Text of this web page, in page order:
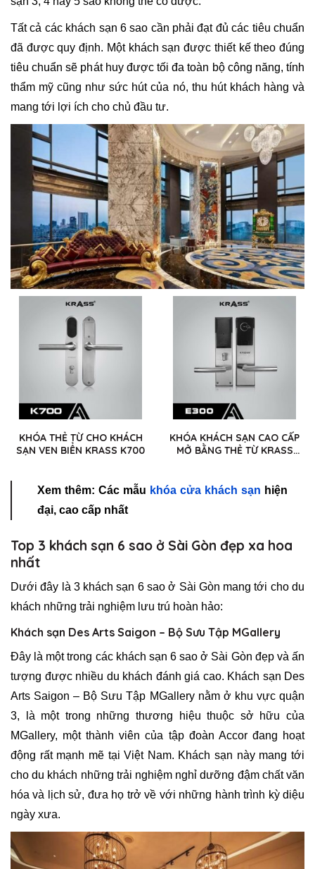
Tất cả các khách sạn 6 sao cần phải đạt đủ các tiêu chuẩn
đã được quy định. Một khách sạn được thiết kế theo đúng
tiêu chuẩn sẽ phát huy được tối đa toàn bộ công năng, tính
thẩm mỹ cũng như sức hút của nó, thu hút khách hàng và
mang tới lợi ích cho chủ đầu tư.
KHÓA THẺ TỪ CHO KHÁCH
SẠN VEN BIỂN KRASS K700
KHÓA KHÁCH SẠN CAO CẤP
MỞ BẰNG THẺ TỪ KRASS
Xem thêm: Các mẫu khóa cửa khách sạn hiện
đại, cao cấp nhất
Top 3 khách sạn 6 sao ở Sài Gòn đẹp xa hoa
nhất
Dưới đây là 3 khách sạn 6 sao ở Sài Gòn mang tới cho du
khách những trải nghiệm lưu trú hoàn hảo:
Khách sạn Des Arts Saigon – Bộ Sưu Tập MGallery
Đây là một trong các khách sạn 6 sao ở Sài Gòn đẹp và ấn
tượng được nhiều du khách đánh giá cao. Khách sạn Des
Arts Saigon – Bộ Sưu Tập MGallery nằm ở khu vực quận
3, là một trong những thương hiệu thuộc sở hữu của
MGallery, một thành viên của tập đoàn Accor đang hoạt
động rất mạnh mẽ tại Việt Nam. Khách sạn này mang tới
cho du khách những trải nghiệm nghỉ dưỡng đậm chất văn
hóa và lịch sử, đưa họ trở về với những hành trình kỳ diệu
ngày xưa.